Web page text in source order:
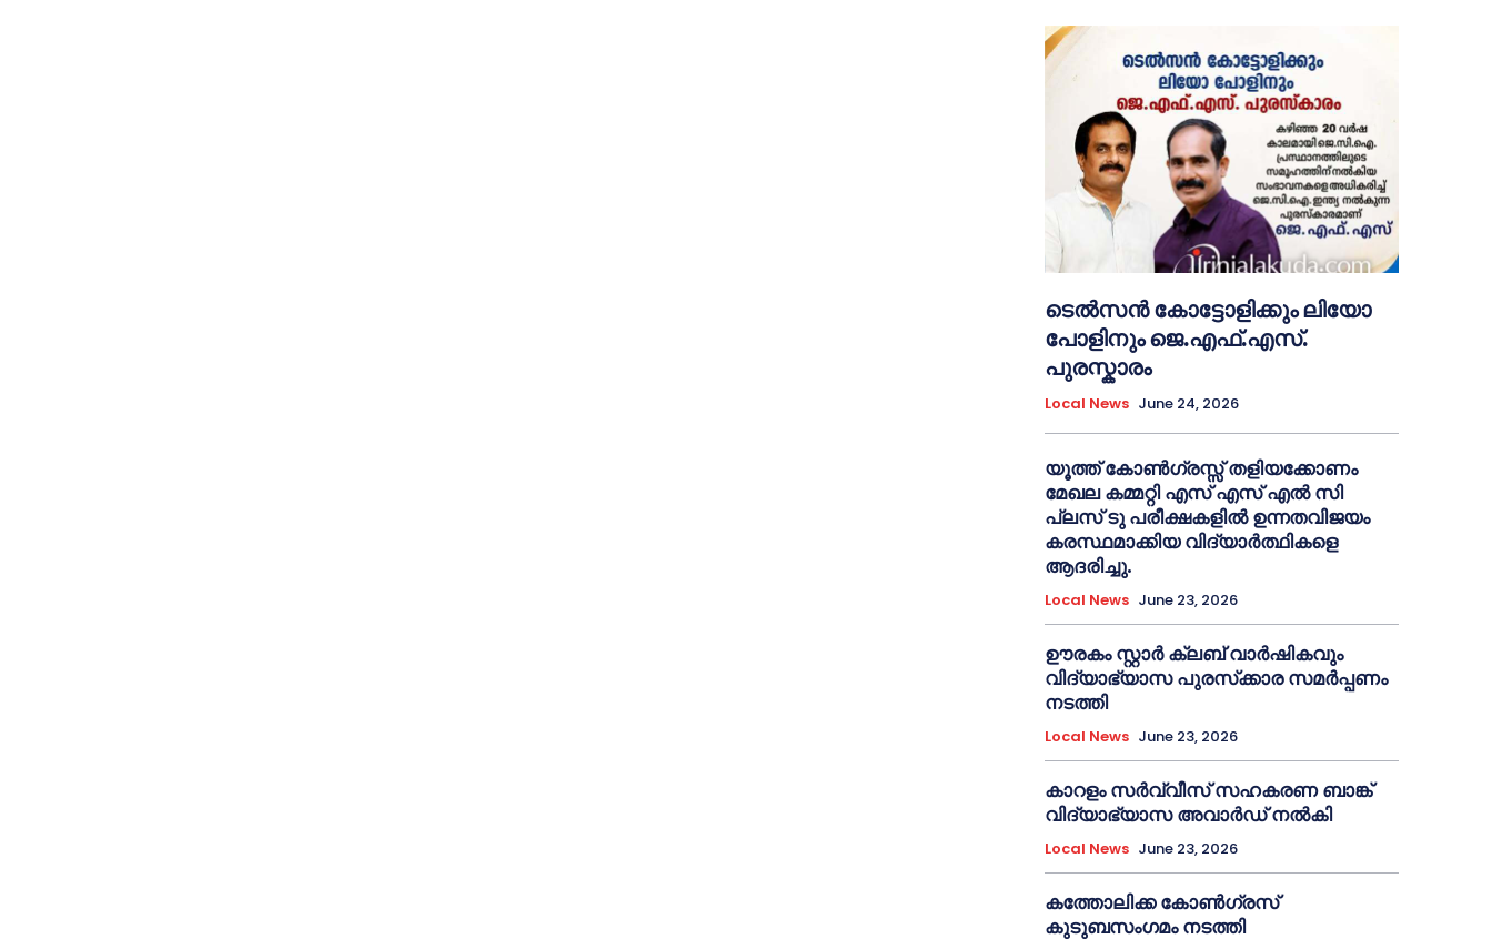
ടെൽസൻ കോട്ടോളിക്കും ലിയോ
പോളിനും ജെ.എഫ്.എസ്.
പുരസ്കാരം
Local News June 24, 2026
യൂത്ത് കോൺഗ്രസ്സ് തളിയക്കോണം
മേഖല കമ്മറ്റി എസ് എസ് എൽ സി
പ്ലസ് ടു പരീക്ഷകളിൽ ഉന്നതവിജയം
കരസ്ഥമാക്കിയ വിദ്യാർത്ഥികളെ
ആദരിച്ചു.
Local News June 23, 2026
ഊരകം സ്റ്റാർ ക്ലബ് വാർഷികവും
വിദ്യാഭ്യാസ പുരസ്‌ക്കാര സമർപ്പണം
നടത്തി
Local News June 23, 2026
കാറളം സർവ്വീസ് സഹകരണ ബാങ്ക്
വിദ്യാഭ്യാസ അവാർഡ് നൽകി
Local News June 23, 2026
കത്തോലിക്ക കോൺഗ്രസ്
കുടുബസംഗമം നടത്തി